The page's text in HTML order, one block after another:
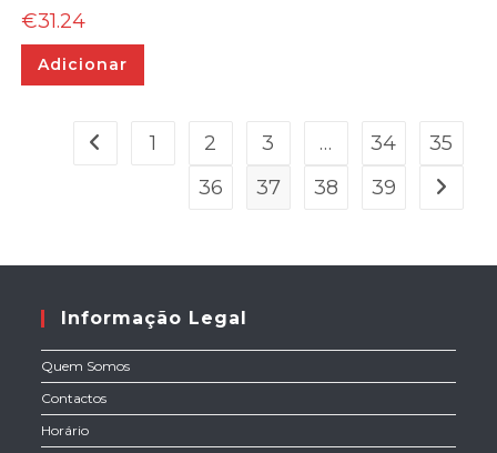
€31.24
Adicionar
1 2 3 … 34
35
36
37 38 39
Informação Legal
Quem Somos
Contactos
Horário